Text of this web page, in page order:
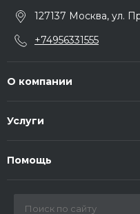
127137 Москва, ул.
+74956331555
О компании
Услуги
Помощь